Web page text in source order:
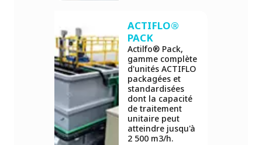
ACTIFLO®
PACK
Actilfo® Pack,
gamme complète
d'unités ACTIFLO
packagées et
standardisées
dont la capacité
de traitement
unitaire peut
atteindre jusqu'à
2 500 m3/h.